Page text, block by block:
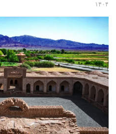
۱۴۰۴